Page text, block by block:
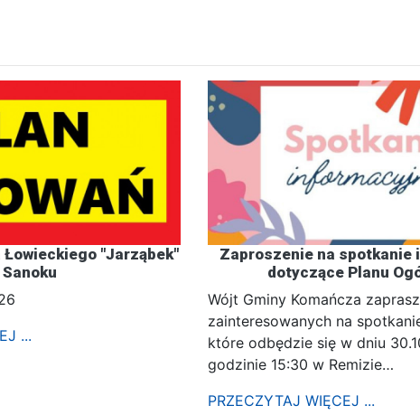
Łowieckiego "Jarząbek"
Sanoku
...
Zaproszenie na spotkanie
dotyczące Planu
Wójt Gminy Komańcza
zainteresowanych na
które odbędzie się w dniu
godzinie 15:30 w Remizie…
PRZECZYTAJ WIĘCEJ ...